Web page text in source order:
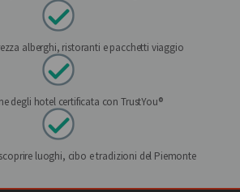
alberghi, ristoranti e pacchetti viaggio
degli hotel certificata con TrustYou®
luoghi, cibo e tradizioni del Piemonte